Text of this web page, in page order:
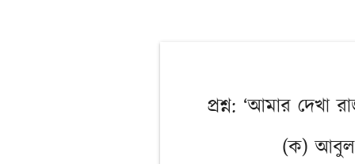
প্রশ্ন: ‘আমার দেখা
(ক)